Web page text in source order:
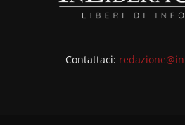
Contattaci: